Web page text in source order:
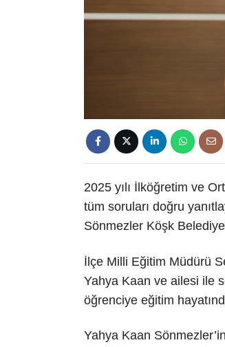
2025 yılı İlköğretim ve
tüm soruları doğru
Sönmezler Köşk
İlçe Milli Eğitim Müdürü
Yahya Kaan ve ailesi ile
öğrenciye eğitim
Yahya Kaan